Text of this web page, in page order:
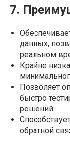
7.
данных,
реальном
Крайне
Позволяет
быстро
решений.
обратной